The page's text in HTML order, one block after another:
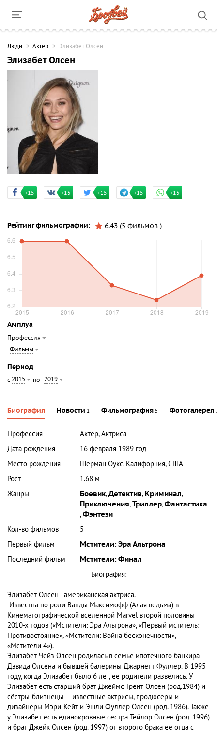
Люди Актер Элизабет Олсен
Элизабет Олсен
+15 +15 +15 +15 +15
Рейтинг фильмографии: 6.43 (5 фильмов )
Амплуа
Профессия
Фильмы
Период
с 2015 по 2019
Биография Новости 1 Фильмография 5 Фотогалерея
Профессия
Актер, Актриса
Дата рождения
16 февраля 1989 год
Место рождения
Шерман Оукс, Калифорния, США
Рост
1.68 м
Жанры
Боевик,Детектив, Криминал,
Приключения,Триллер,Фантастика
,Фэнтези
Кол-во фильмов
5
Первый фильм
Мстители: Эра Альтрона
Последний фильм
Мстители: Финал
Биография:
Элизабет Олсен - американская актриса.
Известна по роли Ванды Максимофф (Алая ведьма) в
Кинематографической вселенной Marvel второй половины
2010-х годов («Мстители: Эра Альтрона», «Первый мститель:
Противостояние», «Мстители: Война бесконечности»,
«Мстители 4»).
Элизабет Чейз Олсен родилась в семье ипотечного банкира
Дэвида Олсена и бывшей балерины Джарнетт Фуллер. В 1995
году, когда Элизабет было 6 лет, её родители развелись. У
Элизабет есть старший брат Джеймс Трент Олсен (род.1984) и
сёстры-близнецы — известные актрисы, продюсеры и
дизайнеры Мэри-Кейт и Эшли Фуллер Олсен (род. 1986). Также
у Элизабет есть единокровные сестра Тейлор Олсен (род. 1996)
и брат Джейк Олсен (род. 1997) от второго брака её отца с